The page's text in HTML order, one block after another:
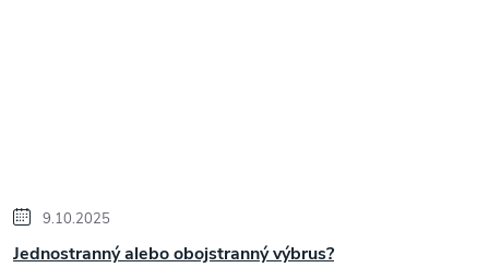
9.10.2025
Jednostranný alebo obojstranný výbrus?